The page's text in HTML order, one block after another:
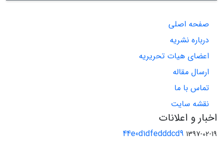
صفحه اصلی
درباره نشریه
اعضای هیات تحریریه
ارسال مقاله
تماس با ما
نقشه سایت
اخبار و اعلانات
44e0d1dfedddcd9 1397-02-19